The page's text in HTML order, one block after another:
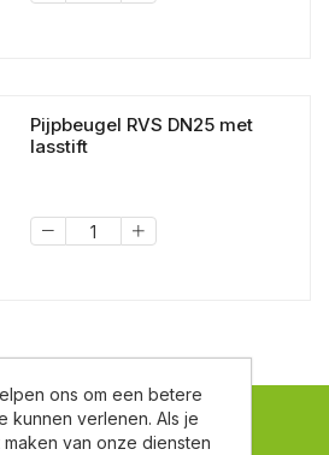
Pijpbeugel RVS DN25 met
lasstift
ons om een betere
kunnen verlenen. Als je
van onze diensten